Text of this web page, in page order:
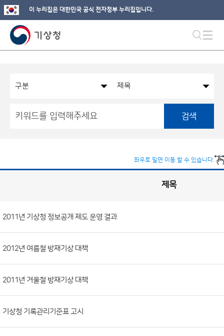
이 누리집은 대한민국 공식 전자정부 누리집입니다.
검색
좌우로 밀면 이동 할 수 있습니다.
공
개
정
보
목
록
류,
첨
부
제목
2011년 기상청 정보공개 제도 운영 결과
2012년 여름철 방재기상 대책
2011년 겨울철 방재기상 대책
기상청 기록관리기준표 고시